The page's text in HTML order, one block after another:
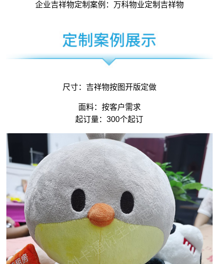
企业吉祥物定制案例：万科物业定制 吉祥物
尺寸： 吉祥物按图开版定做
面料：按客户需求
起订量：300个起订